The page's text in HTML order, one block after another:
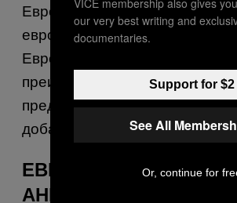
Европе часто преподаётся
европоцентричным
Европу центром вселенной и
преимущество европейскому
представлению событий над
добавляет он.
ЕВРОПЕЙЦЫ
АНГЛИЙСКИЙ, А ТАКЖЕ
our very best writing and
documentaries.
Support for $2
See All
Or, continue for